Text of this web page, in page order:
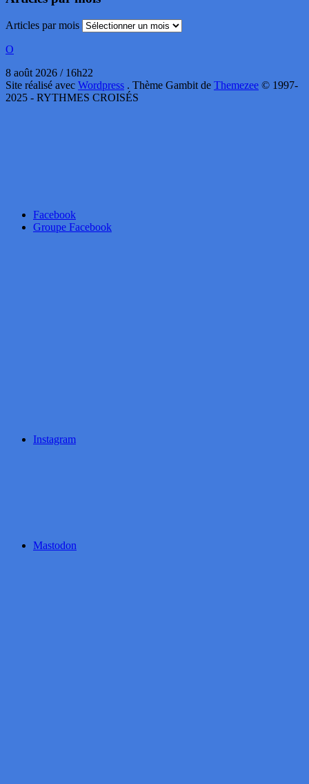
Articles par mois
O
8 août 2026 / 16h22
Site réalisé avec Wordpress . Thème Gambit de Themezee © 1997-
2025 - RYTHMES CROISÉS
Facebook
Groupe Facebook
Instagram
Mastodon